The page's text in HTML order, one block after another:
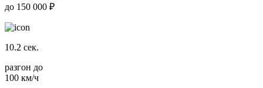
до 150 000 ₽
10.2 сек.
разгон до
100 км/ч